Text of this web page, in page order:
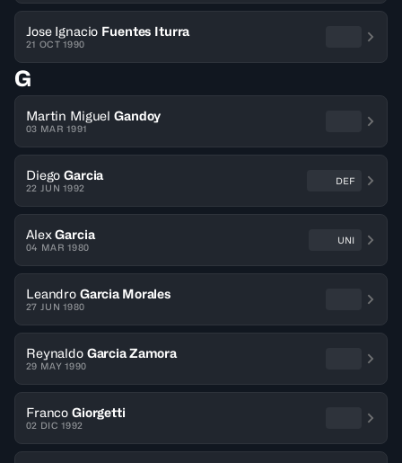
Jose Ignacio Fuentes Iturra
21 OCT 1990
G
Martin Miguel Gandoy
03 MAR 1991
Diego Garcia
22 JUN 1992
DEF
Alex Garcia
04 MAR 1980
UNI
Leandro Garcia Morales
27 JUN 1980
Reynaldo Garcia Zamora
29 MAY 1990
Franco Giorgetti
02 DIC 1992